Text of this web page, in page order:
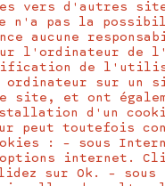
vers d'autres
n'a pas la
aucune
l'ordinateur de
de
sur un
et ont
d'un
toutefois
: – sous
internet.
sur Ok. –